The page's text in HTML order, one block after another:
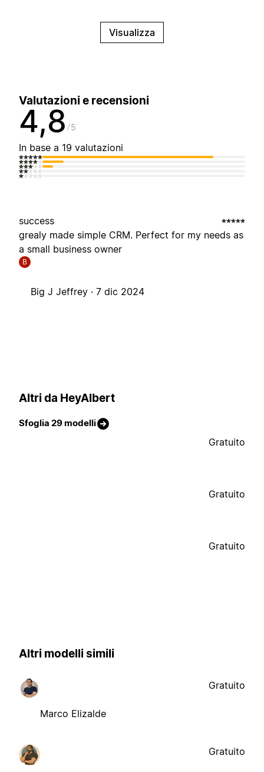
Visualizza
Valutazioni e recensioni
4,8 5
In base a 19 valutazioni
success
grealy made simple CRM. Perfect for my needs as
a small business owner
B
Big J Jeffrey · 7 dic 2024
Altri da HeyAlbert
Sfoglia 29 modelli
Gratuito
Gratuito
Gratuito
Altri modelli simili
Marco Elizalde
Gratuito
Gratuito